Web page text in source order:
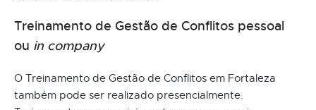
Treinamento de Gestão de Conflitos pessoal
ou in company
O Treinamento de Gestão de Conflitos em Fortaleza
também pode ser realizado presencialmente.